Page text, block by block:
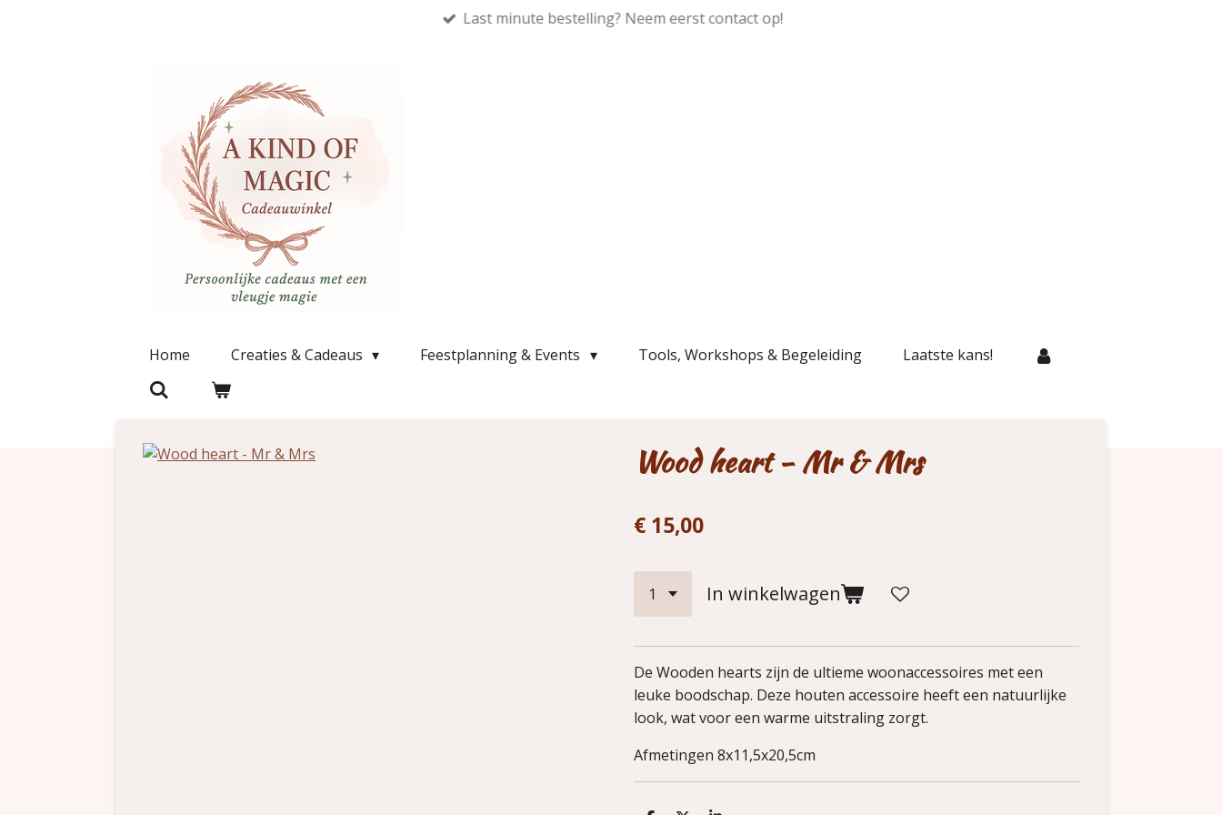
Last minute bestelling? Neem eerst contact op!
Home Creaties & Cadeaus Feestplanning & Events Tools, Workshops & Begeleiding Laatste kans!
Wood heart - Mr & Mrs
€ 15,00
In winkelwagen
De Wooden hearts zijn de ultieme woonaccessoires met een
leuke boodschap. Deze houten accessoire heeft een natuurlijke
look, wat voor een warme uitstraling zorgt.
Afmetingen 8x11,5x20,5cm